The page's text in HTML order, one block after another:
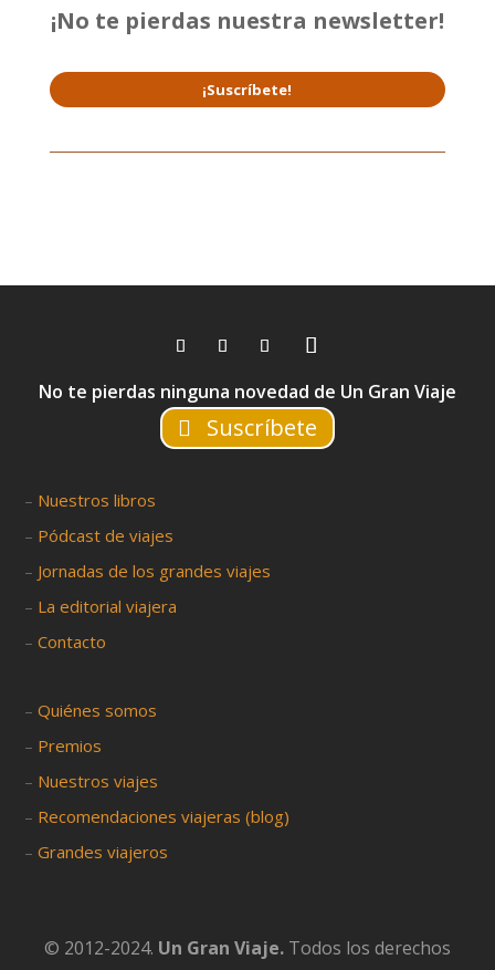
¡No te pierdas nuestra newsletter!
¡Suscríbete!
No te pierdas ninguna novedad de Un Gran Viaje
Suscríbete
– Nuestros libros
– Pódcast de viajes
– Jornadas de los grandes viajes
– La editorial viajera
–Contacto
–Quiénes somos
– Premios
– Nuestros viajes
– Recomendaciones viajeras (blog)
–Grandes viajeros
© 2012-2024. Un Gran Viaje. Todos los derechos